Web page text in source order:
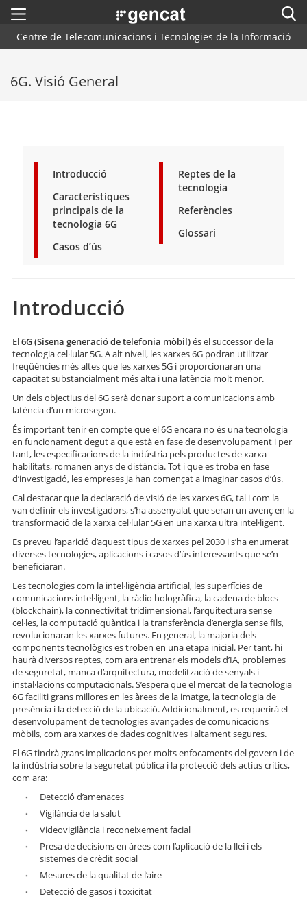
. Obre en una nova finestra.
Menú
Centre de Telecomunicacions i Tecnologies de la Informació
Inici
Arquitectura CTTI
Centres de Suport
Contacte
6G. Visió General
Introducció
Característiques
principals de la
tecnologia 6G
Casos d’ús
Reptes de la
tecnologia
Referències
Glossari
Introducció
El6G (Sisena generació de telefonia mòbil)és el successor de la
tecnologia cel·lular 5G. A alt nivell, les xarxes 6G podran utilitzar
freqüències més altes que les xarxes 5G i proporcionaran una
capacitat substancialment més alta i una latència molt menor.
Un dels objectius del 6G serà donar suport a comunicacions amb
latència d’un microsegon.
És important tenir en compte que el 6G encara no és una tecnologia
en funcionament degut a que està en fase de desenvolupament i per
tant, les especificacions de la indústria pels productes de xarxa
habilitats, romanen anys de distància. Tot i que es troba en fase
d’investigació, les empreses ja han començat a imaginar casos d’ús.
Cal destacar que la declaració de visió de les xarxes 6G, tal i com la
van definir els investigadors, s’ha assenyalat que seran un avenç en la
transformació de la xarxa cel·lular 5G en una xarxa ultra intel·ligent.
Es preveu l’aparició d’aquest tipus de xarxes pel 2030 i s’ha enumerat
diverses tecnologies, aplicacions i casos d’ús interessants que se’n
beneficiaran.
Les tecnologies com la intel·ligència artificial, les superfícies de
comunicacions intel·ligent, la ràdio hologràfica, la cadena de blocs
(blockchain), la connectivitat tridimensional, l’arquitectura sense
cel·les, la computació quàntica i la transferència d’energia sense fils,
revolucionaran les xarxes futures. En general, la majoria dels
components tecnològics es troben en una etapa inicial. Per tant, hi
haurà diversos reptes, com ara entrenar els models d’IA, problemes
de seguretat, manca d’arquitectura, modelització de senyals i
instal·lacions computacionals. S’espera que el mercat de la tecnologia
6G faciliti grans millores en les àrees de la imatge, la tecnologia de
presència i la detecció de la ubicació. Addicionalment, es requerirà el
desenvolupament de tecnologies avançades de comunicacions
mòbils, com ara xarxes de dades cognitives i altament segures.
El 6G tindrà grans implicacions per molts enfocaments del govern i de
la indústria sobre la seguretat pública i la protecció dels actius crítics,
com ara:
Detecció d’amenaces
Vigilància de la salut
Videovigilància i reconeixement facial
Presa de decisions en àrees com l’aplicació de la llei i els
sistemes de crèdit social
Mesures de la qualitat de l’aire
Detecció de gasos i toxicitat